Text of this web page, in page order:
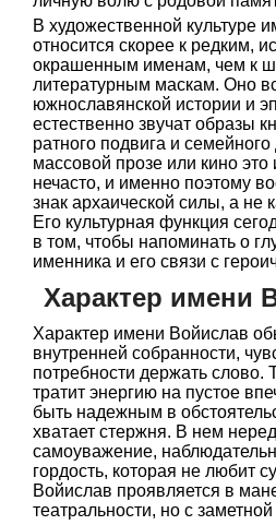
В художественной культуре
относится скорее к редким,
окрашенным именам, чем к
литературным маскам. Оно
южнославянской истории и
естественно звучат образы
ратного подвига и
массовой прозе или кино это
нечасто, и именно поэтому
знак архаической силы, а не
Его культурная функция
в том, чтобы напоминать о
именника и его связи с
Характер имени
Характер имени Войислав
внутренней собранности,
потребности держать слово.
тратит энергию на пустое
быть надежным в
хватает стержня. В нем
самоуважение,
гордость, которая не любит
Войислав проявляется в
театральности, но с